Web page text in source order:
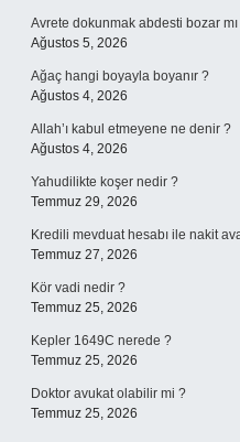
Avrete dokunmak abdesti bozar
Ağustos 5, 2026
Ağaç hangi boyayla boyanır ?
Ağustos 4, 2026
Allah’ı kabul etmeyene ne denir ?
Ağustos 4, 2026
Yahudilikte koşer nedir ?
Temmuz 29, 2026
Kredili mevduat hesabı ile nakit
Temmuz 27, 2026
Kör vadi nedir ?
Temmuz 25, 2026
Kepler 1649C nerede ?
Temmuz 25, 2026
Doktor avukat olabilir mi ?
Temmuz 25, 2026